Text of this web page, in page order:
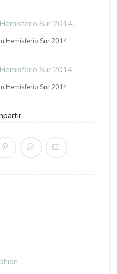
Hemisferio Sur 2014.
Hemisferio Sur 2014.